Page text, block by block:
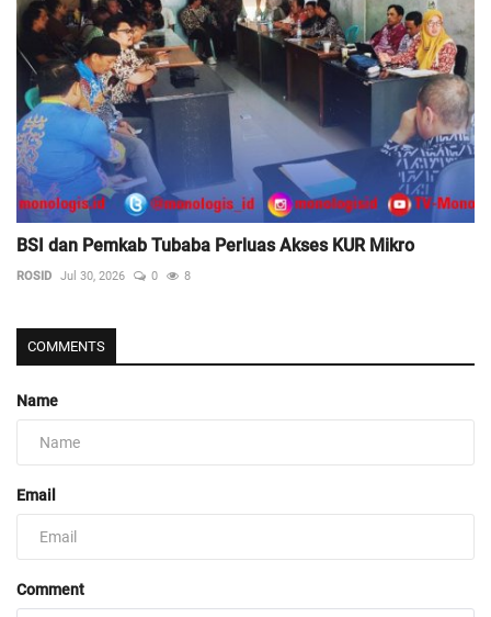
BSI dan Pemkab Tubaba Perluas Akses KUR Mikro
ROSID Jul 30, 2026 0 8
COMMENTS
Name
Email
Comment